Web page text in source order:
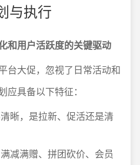
与执行
和用户活跃度的关键驱动
台大促，忽视了日常活动和
应具备以下特征：
晰，是拉新、促活还是清
减满赠、拼团砍价、会员